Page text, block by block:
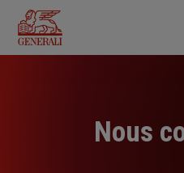
contenu
principal
Nous